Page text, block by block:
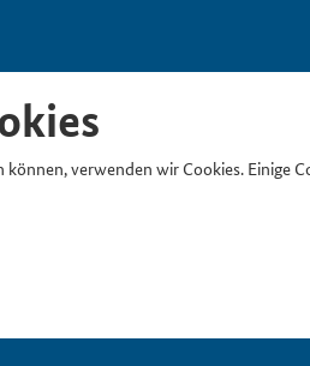
verwenden wir Cookies. Einige